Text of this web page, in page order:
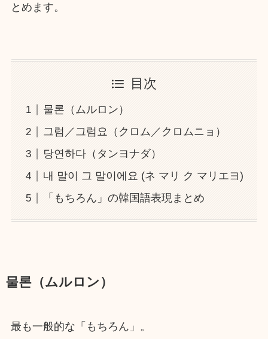
とめます。
目次
물론（ムルロン）
그럼／그럼요（クロム／クロムニョ）
당연하다（タンヨナダ）
내 말이 그 말이에요 (ネ マリ ク マリエヨ)
「もちろん」の韓国語表現まとめ
물론（ムルロン）
最も一般的な「もちろん」。